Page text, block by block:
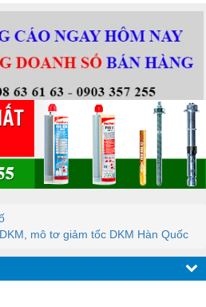
mô tơ giảm tốc DKM Hàn Quốc